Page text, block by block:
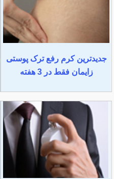
جدیدترین کرم رفع ترک پوستی
زایمان فقط در 3 هفته